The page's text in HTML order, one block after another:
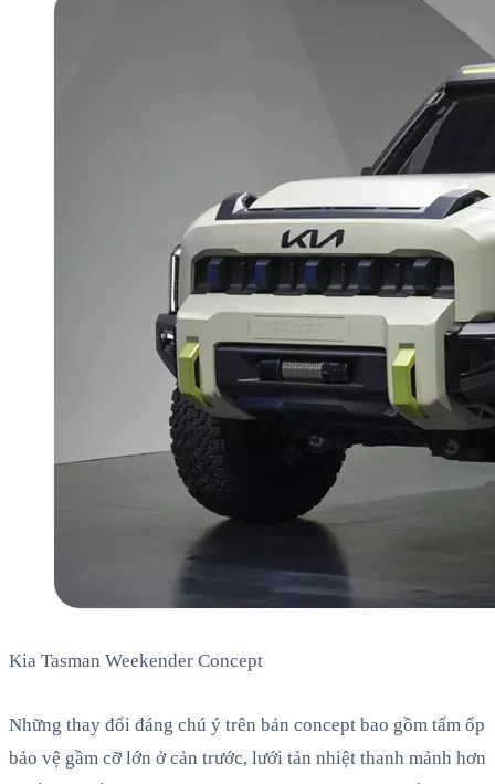
Kia Tasman Weekender Concept
Những thay đổi đáng chú ý trên bản concept bao gồm tấm ốp
bảo vệ gầm cỡ lớn ở cản trước, lưới tản nhiệt thanh mảnh hơn